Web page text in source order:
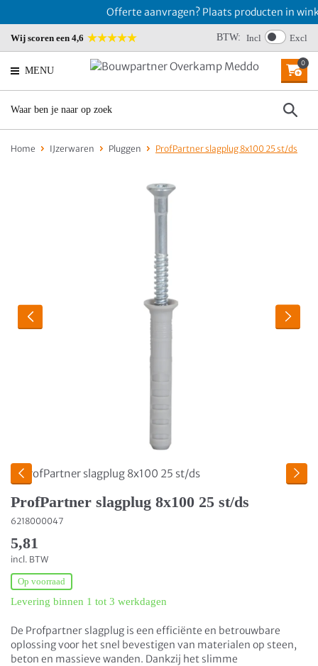
Offerte aanvragen? Plaats producten in
Wij scoren een 4,6 BTW: Incl Excl
MENU
0
Home IJzerwaren Pluggen ProfPartner slagplug 8x100 25 st/ds
ProfPartner slagplug 8x100 25 st/ds
6218000047
5,81
incl. BTW
Op voorraad
Levering binnen 1 tot 3 werkdagen
De Profpartner slagplug is een efficiënte en betrouwbare
oplossing voor het snel bevestigen van materialen op steen,
beton en massieve wanden. Dankzij het slimme